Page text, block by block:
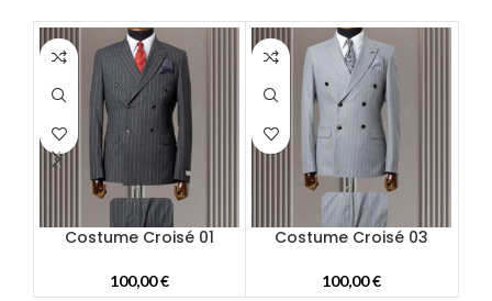
70
Costume Croisé 01
100,00€
Costume Croisé 03
100,00€